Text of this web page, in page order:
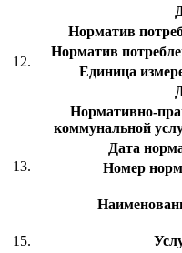
12.
Норматив
Норматив
Единица
13.
Нормативно-
коммунальной
Дата
Номер
15.